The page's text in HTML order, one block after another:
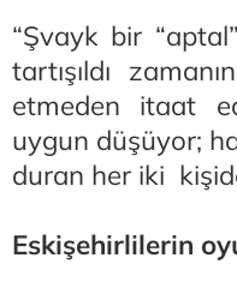
“Şvayk bir
tartışıldı
etmeden itaat
uygun düşüyor;
duran her iki
Eskişehirlilerin